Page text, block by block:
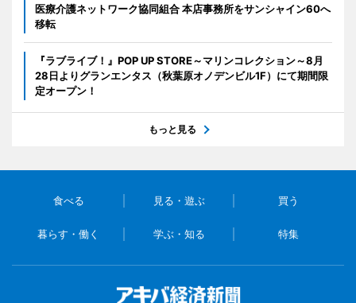
医療介護ネットワーク協同組合 本店事務所をサンシャイン60へ
移転
『ラブライブ！』POP UP STORE～マリンコレクション～8月
28日よりグランエンタス（秋葉原オノデンビル1F）にて期間限
定オープン！
もっと見る
食べる 見る・遊ぶ 買う
暮らす・働く 学ぶ・知る 特集